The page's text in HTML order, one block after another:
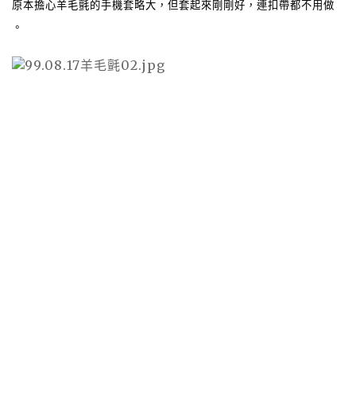
原本擔心羊毛氈的手機套略大，但套起來剛剛好，連扣帶都不用做
。